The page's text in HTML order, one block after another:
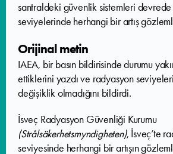
santraldeki güvenlik sistemleri
seviyelerinde herhangi bir artış
Orijinal metin
IAEA, bir basın bildirisinde durumu
ettiklerini yazdı ve radyasyon
değişiklik olmadığını bildirdi.
İsveç Radyasyon Güvenliği Kurumu
(Strålsäkerhetsmyndigheten), İsveç’te
seviyesinde herhangi bir artışın